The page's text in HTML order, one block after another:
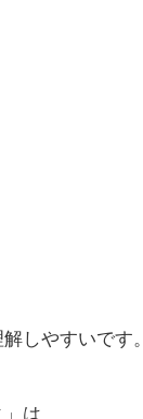
しやすいです。
」は